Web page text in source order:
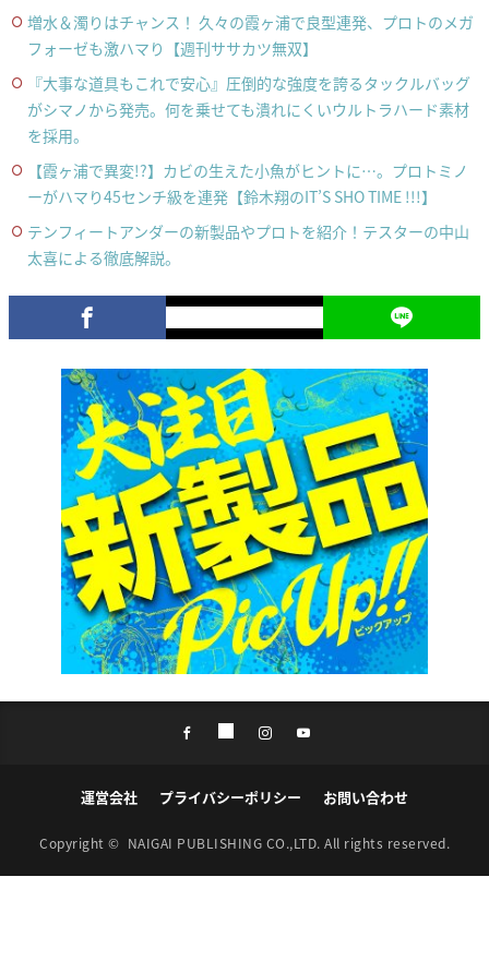
増水＆濁りはチャンス！ 久々の霞ヶ浦で良型連発、プロトのメガ
フォーゼも激ハマり【週刊ササカツ無双】
『大事な道具もこれで安心』圧倒的な強度を誇るタックルバッグ
がシマノから発売。何を乗せても潰れにくいウルトラハード素材
を採用。
【霞ヶ浦で異変!?】カビの生えた小魚がヒントに…。プロトミノ
ーがハマり45センチ級を連発【鈴木翔のIT’S SHO TIME !!!】
テンフィートアンダーの新製品やプロトを紹介！テスターの中山
太喜による徹底解説。
運営会社 プライバシーポリシー お問い合わせ
Copyright © NAIGAI PUBLISHING CO.,LTD. All rights reserved.